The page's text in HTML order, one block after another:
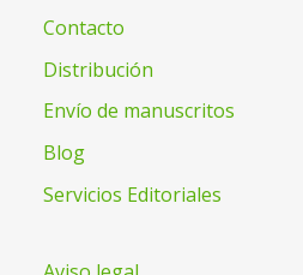
Contacto
Distribución
Envío de manuscritos
Blog
Servicios Editoriales